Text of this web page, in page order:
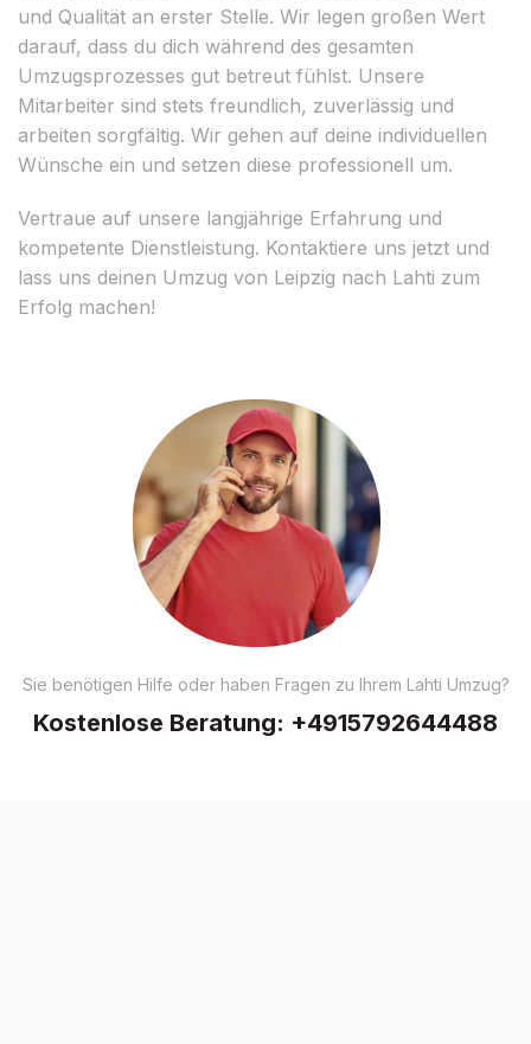
und Qualität an erster Stelle. Wir legen großen Wert
darauf, dass du dich während des gesamten
Umzugsprozesses gut betreut fühlst. Unsere
Mitarbeiter sind stets freundlich, zuverlässig und
arbeiten sorgfältig. Wir gehen auf deine individuellen
Wünsche ein und setzen diese professionell um.
Vertraue auf unsere langjährige Erfahrung und
kompetente Dienstleistung. Kontaktiere uns jetzt und
lass uns deinen Umzug von Leipzig nach Lahti zum
Erfolg machen!
Sie benötigen Hilfe oder haben Fragen zu Ihrem Lahti Umzug?
Kostenlose Beratung: +4915792644488